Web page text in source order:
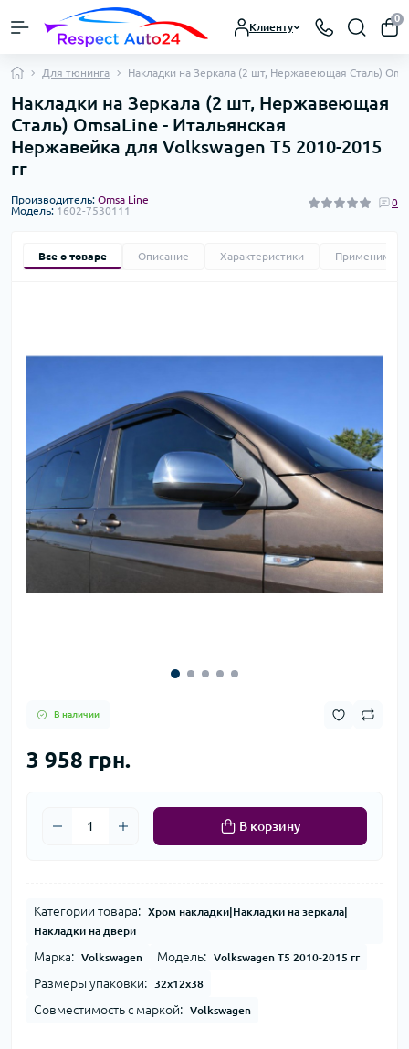
Клиенту
0
Для тюнинга Накладки на Зеркала (2 шт, Нержавеющая Сталь)
Накладки на Зеркала (2 шт, Нержавеющая
Сталь) OmsaLine - Итальянская
Нержавейка для Volkswagen T5 2010-2015
гг
Производитель: Omsa Line
Модель: 1602-7530111
0
Все о товаре Описание Характеристики
В наличии
3 958 грн.
В корзину
Категории товара:
Хром накладки|Накладки на зеркала|
Накладки на двери
Марка: Volkswagen Модель: Volkswagen T5 2010-2015 гг
Размеры упаковки: 32x12x38
Совместимость с маркой: Volkswagen